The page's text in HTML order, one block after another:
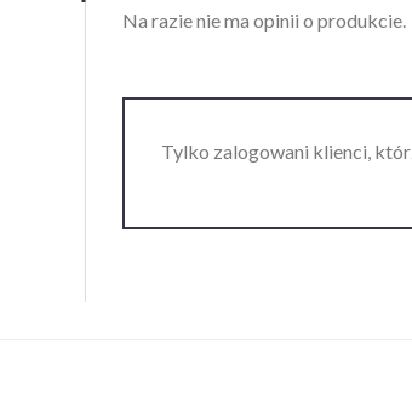
Na razie nie ma opinii o produkcie.
Tylko zalogowani klienci,